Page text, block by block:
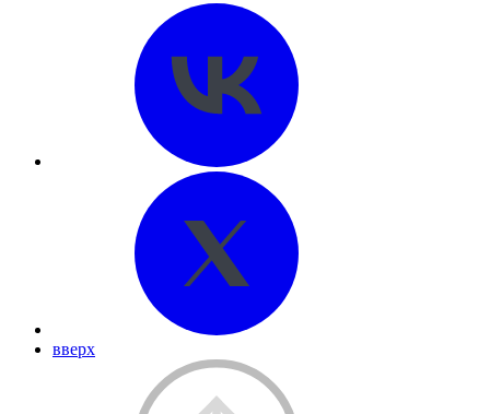
вверх